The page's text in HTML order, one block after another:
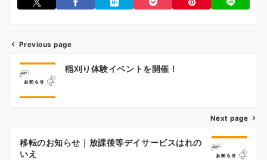
投
ナ
ゲ
Previous page
稲刈り体験イベントを開催！
Next page
移転のお知らせ｜放課後等デイサービスはれの
いえ